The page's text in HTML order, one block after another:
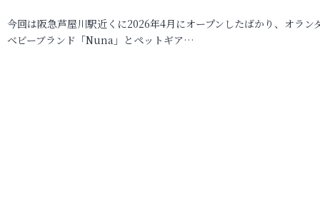
今回は阪急芦屋川駅近くに2026年4月にオープンしたばかり、オラン
ベビーブランド「Nuna」とペットギア…